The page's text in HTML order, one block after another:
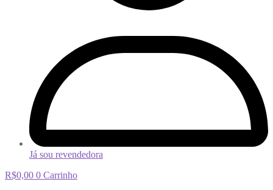
Já sou revendedora
R$0,00 0 Carrinho